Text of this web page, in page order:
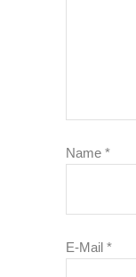
Name *
E-Mail *